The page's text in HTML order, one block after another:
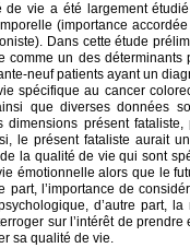
de vie a été largement
(importance
Dans cette étude
comme un des
neuf patients ayant un
spécifique au cancer
que diverses données
présent
le présent fataliste aurait
la qualité de vie qui sont
émotionnelle alors que le
part, l’importance de
d’autre part,
sur l’intérêt de
sa qualité de vie.